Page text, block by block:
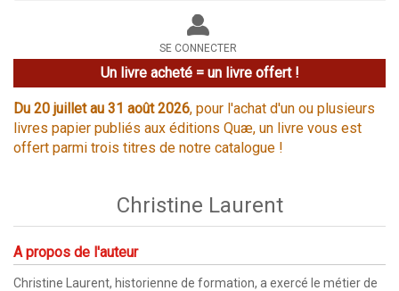
le
site
SE CONNECTER
Un livre acheté = un livre offert !
Du 20 juillet au 31 août 2026, pour l'achat d'un ou plusieurs
livres papier publiés aux éditions Quæ, un livre vous est
offert parmi trois titres de notre catalogue !
Christine Laurent
A propos de l'auteur
Christine Laurent, historienne de formation, a exercé le métier de